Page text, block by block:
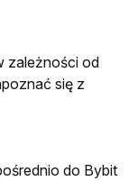
zależności od
się z
do Bybit